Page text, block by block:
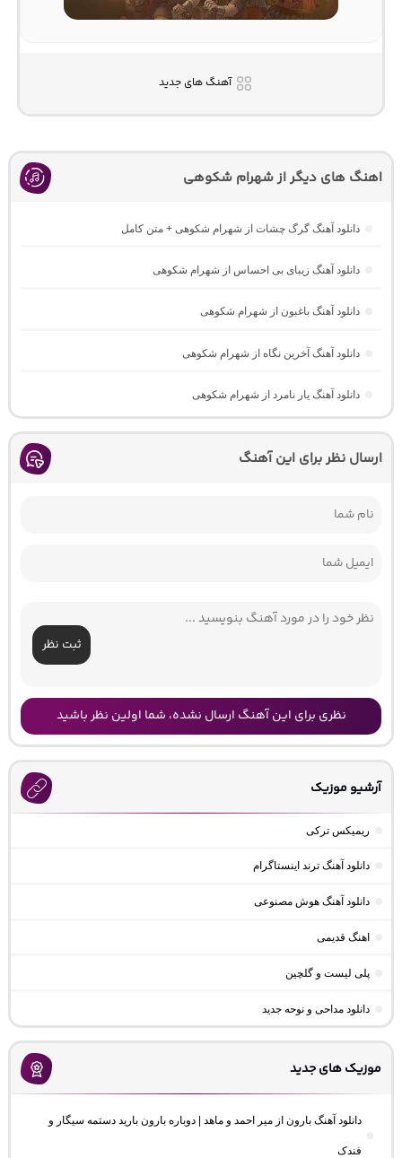
آهنگ های جدید
اهنگ های دیگر از شهرام شکوهی
دانلود آهنگ گرگ چشات از شهرام شکوهی + متن کامل
دانلود آهنگ زیبای بی احساس از شهرام شکوهی
دانلود آهنگ باغبون از شهرام شکوهی
دانلود آهنگ آخرین نگاه از شهرام شکوهی
دانلود آهنگ یار نامرد از شهرام شکوهی
ارسال نظر برای این آهنگ
ثبت نظر
نظری برای این آهنگ ارسال نشده، شما اولین نظر باشید
آرشیو موزیک
ریمیکس ترکی
دانلود آهنگ ترند اینستاگرام
دانلود آهنگ هوش مصنوعی
اهنگ قدیمی
پلی لیست و گلچین
دانلود مداحی و نوحه جدید
موزیک های جدید
دانلود آهنگ بارون از میر احمد و ماهد | دوباره بارون بارید دستمه سیگار و
فندک